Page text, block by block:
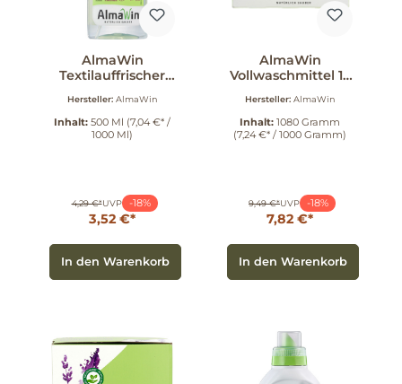
AlmaWin
Textilauffrischer
Hersteller: AlmaWin
Inhalt: 500 Ml (7,04 €* /
1000 Ml)
4,29 €*UVP -18%
3,52 €*
In den Warenkorb
AlmaWin
Vollwaschmittel 19
Hersteller: AlmaWin
Inhalt: 1080 Gramm
(7,24 €* / 1000 Gramm)
9,49 €*UVP -18%
7,82 €*
In den Warenkorb